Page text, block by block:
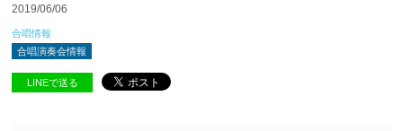
2019/06/06
合唱情報
合唱演奏会情報
LINEで送る